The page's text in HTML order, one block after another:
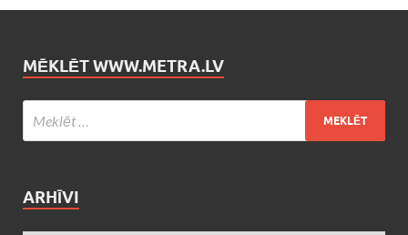
MĒKLĒT WWW.METRA.LV
ARHĪVI